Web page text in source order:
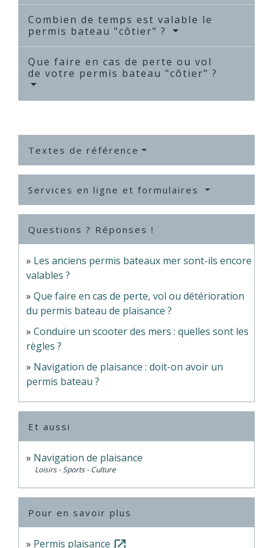
Combien de temps est valable le
permis bateau "côtier" ?
Que faire en cas de perte ou vol
de votre permis bateau "côtier" ?
Textes de référence
Services en ligne et formulaires
Questions ? Réponses !
Les anciens permis bateaux mer sont-ils encore
valables ?
Que faire en cas de perte, vol ou détérioration
du permis bateau de plaisance ?
Conduire un scooter des mers : quelles sont les
règles ?
Navigation de plaisance : doit-on avoir un
permis bateau ?
Et aussi
Navigation de plaisance
Loisirs - Sports - Culture
Pour en savoir plus
Permis plaisance open_in_new